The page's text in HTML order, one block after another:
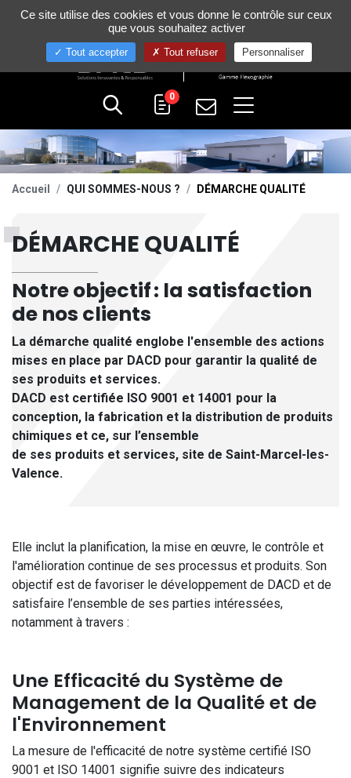
+33 (0)4 75 58 80 10
0
Accueil QUI SOMMES-NOUS ? DÉMARCHE QUALITÉ
DÉMARCHE QUALITÉ
Notre objectif : la satisfaction
de nos clients
La démarche qualité englobe l'ensemble des actions
mises en place par DACD pour garantir la qualité de
ses produits et services.
DACD est certifiée ISO 9001 et 14001 pour la
conception, la fabrication et la distribution de produits
chimiques et ce, sur l’ensemble
de ses produits et services, site de Saint-Marcel-les-
Valence.
Elle inclut la planification, la mise en œuvre, le contrôle et
l'amélioration continue de ses processus et produits. Son
objectif est de favoriser le développement de DACD et de
satisfaire l’ensemble de ses parties intéressées,
notamment à travers :
Une Efficacité du Système de
Management de la Qualité et de
l'Environnement
La mesure de l'efficacité de notre système certifié ISO
9001 et ISO 14001 signifie suivre des indicateurs
Gestion de vos préférences sur les cookies
Ce site utilise des cookies et vous donne le contrôle sur ceux
que vous souhaitez activer
Tout accepter Tout refuser Personnaliser